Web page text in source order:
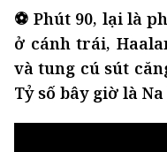
⚽ Phút 90, lại là
ở cánh trái,
và tung cú sút
Tỷ số bây giờ là